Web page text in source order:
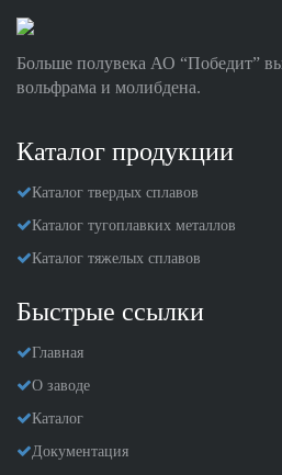
Больше полувека АО “Победит”
вольфрама и молибдена.
Каталог продукции
Каталог твердых сплавов
Каталог тугоплавких металлов
Каталог тяжелых сплавов
Быстрые ссылки
Главная
О заводе
Каталог
Документация